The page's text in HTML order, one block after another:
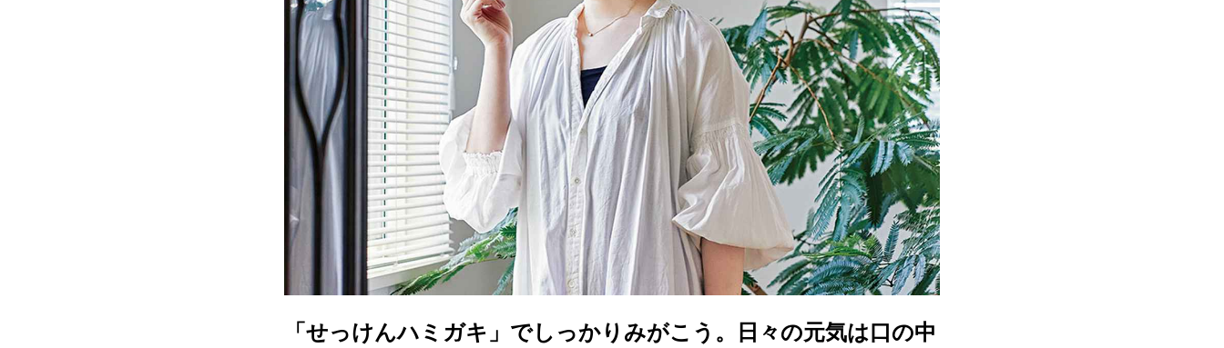
「せっけんハミガキ」でしっかりみがこう。日々の元気は口の中